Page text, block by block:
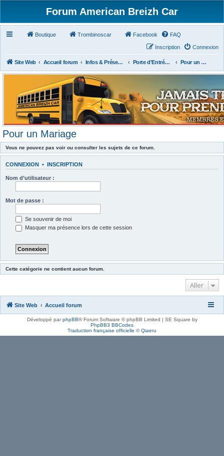
Forum American Breizh Car
Boutique Trombinoscar Facebook FAQ
Connexion
Inscription
Site Web Accueil forum Infos & Présentations Porte d'Entrée du Forum Pour un Mariage
Pour un Mariage
Vous ne pouvez pas voir ou consulter les sujets de ce forum.
CONNEXION • INSCRIPTION
Nom d’utilisateur :
Mot de passe :
Se souvenir de moi
Masquer ma présence lors de cette session
Cette catégorie ne contient aucun forum.
Aller
Site Web Accueil forum
Développé parphpBB® Forum Software © phpBB Limited | SE Square by
PhpBB3 BBCodes
Traduction française officielle ©Qiaeru